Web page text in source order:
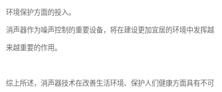
环境保护方面的投入。
消声器作为噪声控制的重要设备，将在建设更加宜居的环境中发挥越
来越重要的作用。
综上所述，消声器技术在改善生活环境、保护人们健康方面具有不可